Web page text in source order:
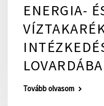
ENERGIA-
Tovább olvasom